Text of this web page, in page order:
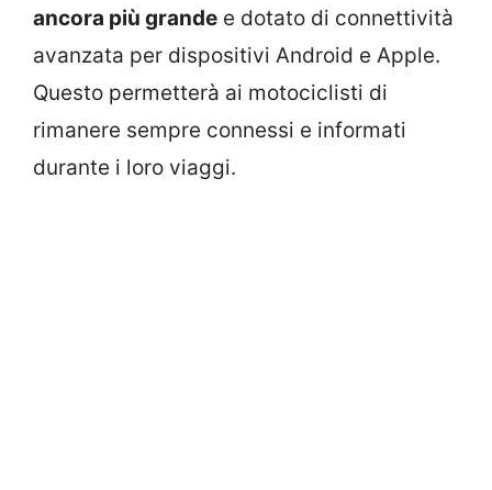
ancora più grande e dotato di connettività
avanzata per dispositivi Android e Apple.
Questo permetterà ai motociclisti di
rimanere sempre connessi e informati
durante i loro viaggi.